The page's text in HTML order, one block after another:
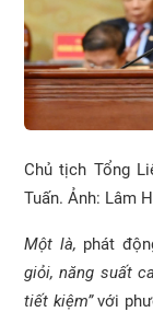
Chủ tịch Tổng
Tuấn. Ảnh: Lâm
Một là, phát
giỏi, năng suất
tiết kiệm” với